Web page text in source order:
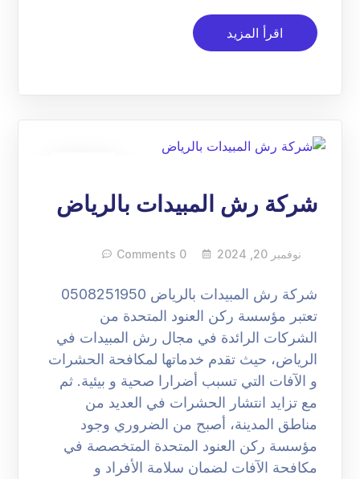
اقرأ المزيد
نوفمبر
شركة رش المبيدات بالرياض
نوفمبر 20, 2024 0 Comments
شركة رش المبيدات بالرياض 0508251950
تعتبر مؤسسة ركن العنود المتحدة من
الشركات الرائدة في مجال رش المبيدات في
الرياض، حيث تقدم خدماتها لمكافحة الحشرات
و الآفات التي تسبب أضرارا صحية و بيئية. ثم
مع تزايد انتشار الحشرات في العديد من
مناطق المدينة، أصبح من الضروري وجود
مؤسسة ركن العنود المتحدة المتخصصة في
مكافحة الآفات لضمان سلامة الأفراد و